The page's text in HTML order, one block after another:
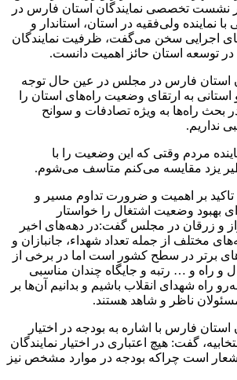
نشست تخصصی نمایندگان استان فارس در
نماینده ولی‌فقیه در استان، استاندار و
اجرایی سخن می‌گفت، ظرفیت نمایندگان
توسعه استان حائز اهمیت دانست.
استان فارس در مجلس در عین حال توجه
به ارتقای وضعیت راه‌های استان را
بحث راه‌ها به ویژه تصادفات و سوانح
نداریم.
مردم وقتی که این وضعیت را با
یزد مقایسه می‌کنم متاسف می‌شوم.
بر اهمیت و ضرورت تداوم مسیر و
بهبود وضعیت اشتغال را خواستار
و زرقان در مجلس گفت:در دهه‌های اخیر
مختلف از جمله تعداد شهداء، جانبازان و
های برتر در سطح کشور است اما در برخی از
و راه و … رتبه و جایگاه چندان مناسبی
راه شهدای انقلاب باشیم و بدانیم آن‌ها بر
مسئولان ناظر و شاهد هستند.
فارس با اشاره به بودجه در اختیار
گفت: هیچ اعتباری در اختیار نمایندگان
است چراکه بودجه در موارد مشخص نیز